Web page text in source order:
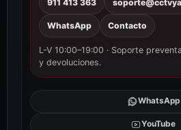
911 413 363
WhatsApp Contacto
L-V 10:00–19:00 · Soporte
y devoluciones.
WhatsApp
YouTube